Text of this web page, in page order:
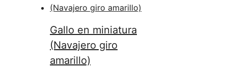
Gallo en miniatura
(Navajero giro
amarillo)